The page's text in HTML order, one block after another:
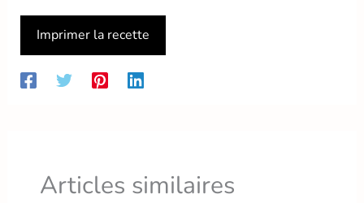
Imprimer la recette
Articles similaires